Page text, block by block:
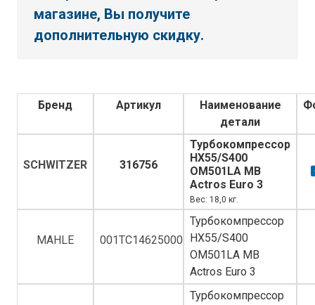
магазине, Вы получите
дополнительную скидку.
Бренд Артикул
Наименование
детали
SCHWITZER 316756
Турбокомпрессор
HX55/S400
OM501LA MB
Actros Euro 3
Вес: 18,0 кг.
MAHLE 001TC14625000
Турбокомпрессор
HX55/S400
OM501LA MB
Actros Euro 3
Турбокомпрессор